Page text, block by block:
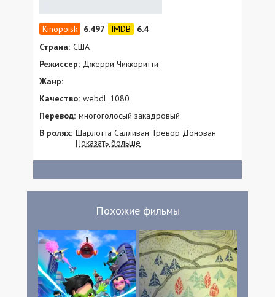
6.497
6.4
Страна: США
Режиссер: Джерри Чиккоритти
Жанр:
Качество: webdl_1080
Перевод: многоголосый закадровый
В ролях: Шарлотта Салливан Тревор Донован
Шиван Мерфи Джон Ралстон Фарид
Селлан Алисия Ричардсон Найджел
Показать больше
Похожие фильмы